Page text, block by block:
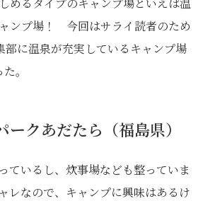
ンプ場！ 今回はサライ読者のため
部に温泉が充実しているキャンプ場
。
ークあだたら（福島県）
ているし、炊事場なども整っていま
レなので、キャンプに興味はあるけ